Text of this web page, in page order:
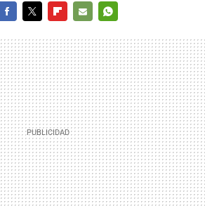
MAIL